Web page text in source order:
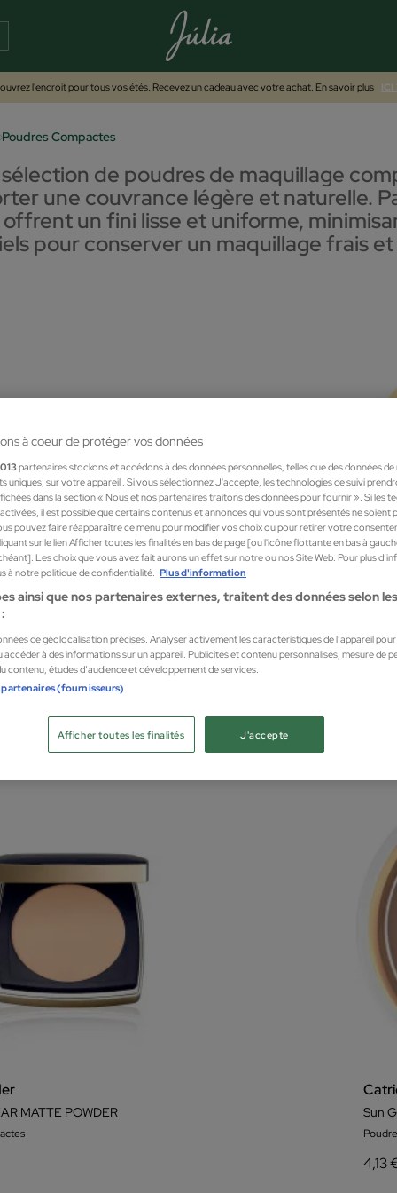
l'endroit pour tous vos étés. Recevez un cadeau avec votre achat. En savoir plus ICI
Poudres Compactes
de poudres de maquillage
une couvrance légère et naturelle.
un fini lisse et uniforme,
pour conserver un maquillage frais
Stay-in-Place
MATTE POWDER Sun
4,13
à coeur de protéger vos données
partenaires stockons et accédons à des données personnelles, telles que des données
uniques, sur votre appareil . Si vous sélectionnez J'accepte, les technologies de suivi
dans la section « Nous et nos partenaires traitons des données pour fournir ». Si les
il est possible que certains contenus et annonces qui vous sont présentés ne soient
pouvez faire réapparaître ce menu pour modifier vos choix ou pour retirer votre
sur le lien Afficher toutes les finalités en bas de page [ou l'icône flottante en bas à
Les choix que vous avez fait aurons un effet sur notre ou nos Site Web. Pour plus
à notre politique de confidentialité. Plus d'information
ainsi que nos partenaires externes, traitent des données selon
de géolocalisation précises. Analyser activement les caractéristiques de l’appareil
à des informations sur un appareil. Publicités et contenu personnalisés, mesure de
contenu, études d’audience et développement de services.
(fournisseurs)
J'accepte
Afficher toutes les finalités